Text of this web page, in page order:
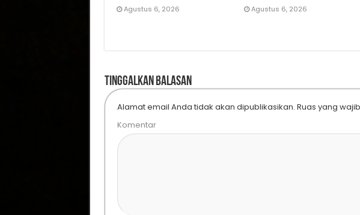
Agustus 6, 2026 Agustus 6, 2026
Tinggalkan Balasan
Alamat email Anda tidak akan dipublikasikan. Ruas yang
Komentar